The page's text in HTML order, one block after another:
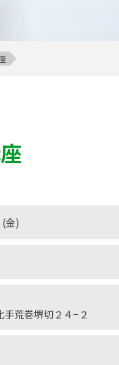
金)
荒巻堺切２４−２